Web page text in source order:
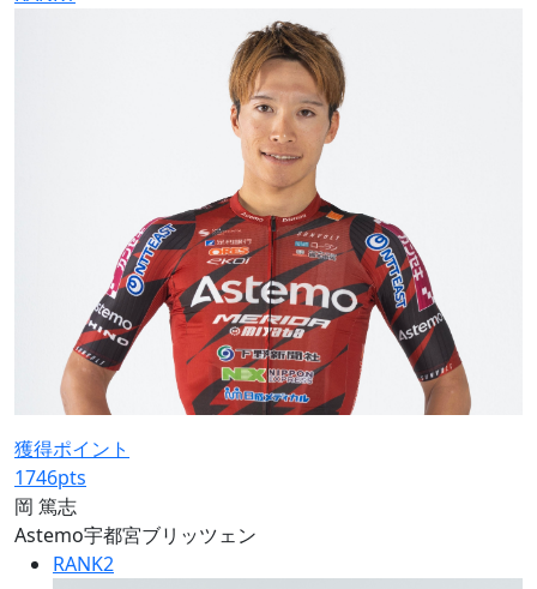
獲得ポイント
1746pts
岡 篤志
Astemo宇都宮ブリッツェン
RANK2